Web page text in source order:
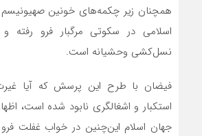
همچنان زیر چکمه‌های خونین
اسلامی در سکوتی مرگبار فرو رفته و
نسل‌کشی وحشیانه است.
فیضان با طرح این پرسش که آیا غیرت
استکبار و اشغالگری نابود شده است،
جهان اسلام این‌چنین در خواب غفلت فرو